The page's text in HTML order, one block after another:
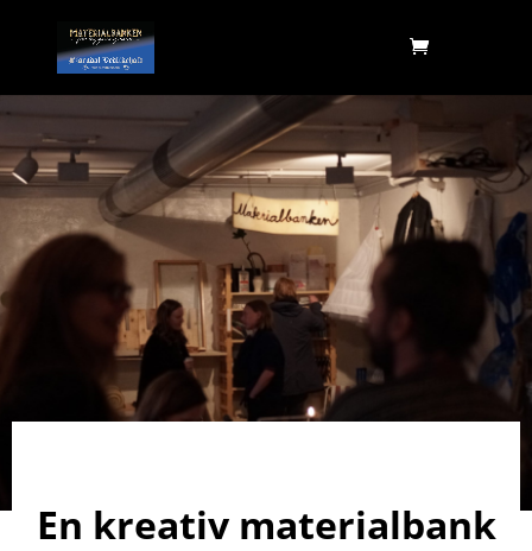
En kreativ materialbank